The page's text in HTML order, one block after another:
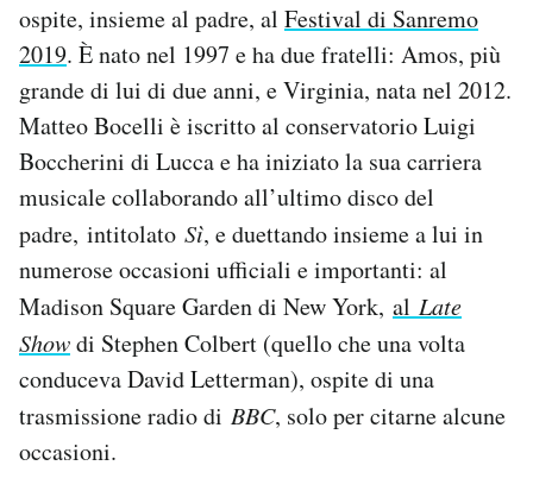
CALENDARIO
AREA PERSONALE
Area Personale
Newsletter
Notifiche mobile
Esci
ospite, insieme al padre, al Festival di Sanremo
2019. È nato nel 1997 e ha due fratelli: Amos, più
grande di lui di due anni, e Virginia, nata nel 2012.
Matteo Bocelli è iscritto al conservatorio Luigi
Boccherini di Lucca e ha iniziato la sua carriera
musicale collaborando all’ultimo disco del
padre, intitolato Sì, e duettando insieme a lui in
numerose occasioni ufficiali e importanti: al
Madison Square Garden di New York, al Late
Showdi Stephen Colbert (quello che una volta
conduceva David Letterman), ospite di una
trasmissione radio di BBC, solo per citarne alcune
occasioni.